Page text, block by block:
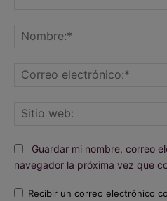
Guardar mi nombre, correo
navegador la próxima vez que
Recibir un correo electrónico